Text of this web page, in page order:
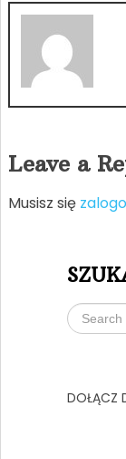
Leave a
Musisz się
DOŁĄCZ